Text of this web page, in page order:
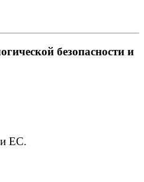
безопасности и
и ЕС.